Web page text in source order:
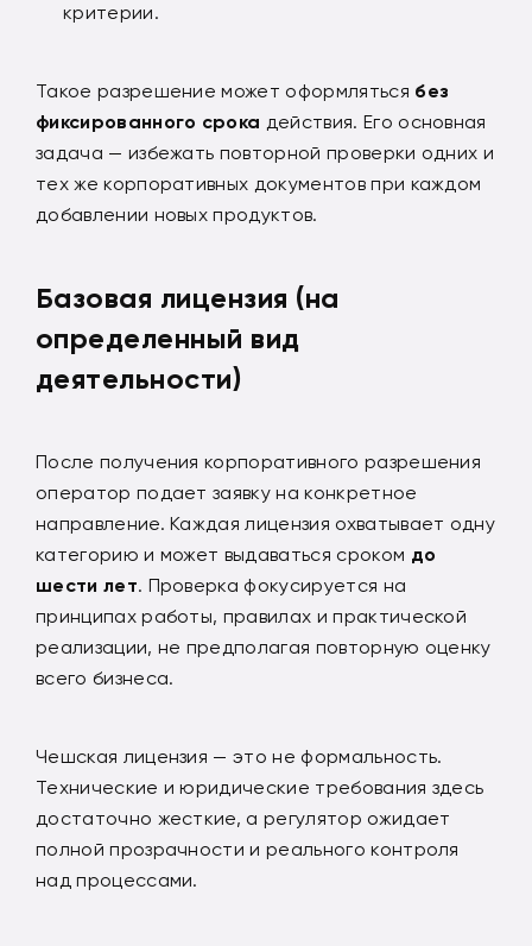
критерии.
Такое разрешение может оформляться без
фиксированного срока действия. Его основная
задача — избежать повторной проверки одних и
тех же корпоративных документов при каждом
добавлении новых продуктов.
Базовая лицензия (на
определенный вид
деятельности)
После получения корпоративного разрешения
оператор подает заявку на конкретное
направление. Каждая лицензия охватывает одну
категорию и может выдаваться сроком до
шести лет. Проверка фокусируется на
принципах работы, правилах и практической
реализации, не предполагая повторную оценку
всего бизнеса.
Чешская лицензия — это не формальность.
Технические и юридические требования здесь
достаточно жесткие, а регулятор ожидает
полной прозрачности и реального контроля
над процессами.